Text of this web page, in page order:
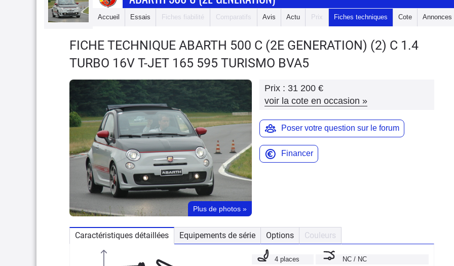
Accueil Essais Fiches fiabilité Comparatifs Avis Actu Prix Fiches techniques Cote Annonces
FICHE TECHNIQUE ABARTH 500 C (2E GENERATION) (2) C 1.4
TURBO 16V T-JET 165 595 TURISMO BVA5
Plus de photos »
Prix : 31 200 €
voir la cote en occasion »
Poser votre question sur le forum
Financer
Caractéristiques détaillées Equipements de série Options Couleurs
4 places NC / NC